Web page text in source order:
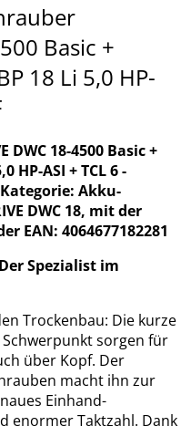
Basic +
18 Li 5,0 HP-
18-4500 Basic +
HP-ASI + TCL 6 -
Akku-
DWC 18, mit der
EAN: 4064677182281
Spezialist im
Trockenbau: Die kurze
sorgen für
über Kopf. Der
macht ihn zur
Einhand-
enormer Taktzahl. Dank